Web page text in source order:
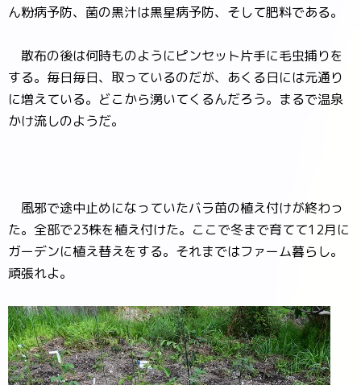
ん粉病予防、菌の黒汁は黒星病予防、そして肥料である。
散布の後は何時ものようにピンセット片手に毛虫捕りを
する。毎日毎日、取っているのだが、あくる日には元通り
に増えている。どこから湧いてくるんだろう。まるで温泉
かけ流しのようだ。
風邪で途中止めになっていたバラ苗の植え付けが終わっ
た。全部で23株を植え付けた。ここで冬まで育てて12月に
ガーデンに植え替えをする。それまではファーム暮らし。
頑張れよ。